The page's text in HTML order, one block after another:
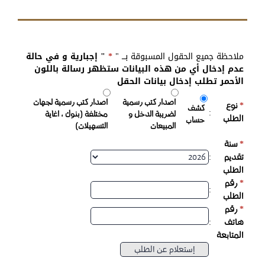
ملاحظة جميع الحقول المسبوقة بـــ " * " إجبارية و في حالة
عدم إدخال أي من هذه البيانات ستظهر رسالة باللون
الأحمر تطلب إدخال بيانات الحقل
*نوع
الطلب
: كشف
حساب
اصدار كتب رسمية
لضريبة الدخل و
المبيعات
اصدار كتب رسمية لجهات
مختلفة (بنوك , اغاية
التسهيلات)
*سنة
تقديم
الطلب
:
*رقم
الطلب
:
*رقم
هاتف
المتابعة
: